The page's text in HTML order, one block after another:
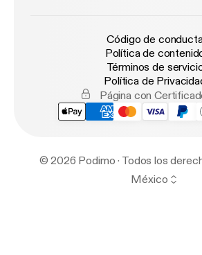
Código de
Política de
Términos de
Política de
Página con
© 2026 Podimo · Todos los
México